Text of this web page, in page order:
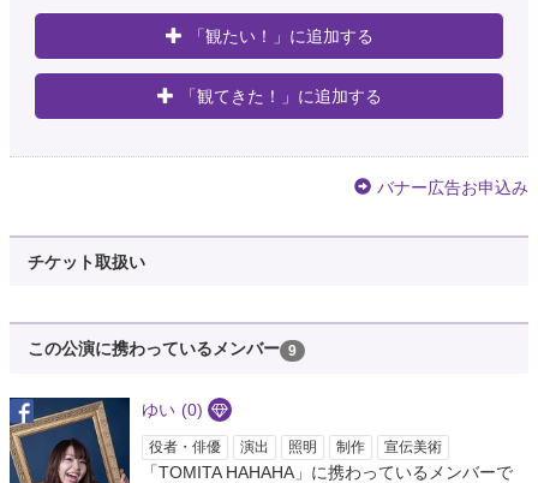
「観たい！」に追加する
「観てきた！」に追加する
バナー広告お申込み
チケット取扱い
この公演に携わっているメンバー 9
ゆい (0)
役者・俳優 演出 照明 制作 宣伝美術
「TOMITA HAHAHA」に携わっているメンバーで